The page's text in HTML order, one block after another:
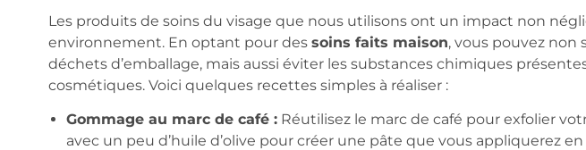
Les produits de soins du visage que nous utilisons ont un impact non
environnement. En optant pour des soins faits maison, vous pouvez non
déchets d’emballage, mais aussi éviter les substances chimiques
cosmétiques. Voici quelques recettes simples à réaliser :
Gommage au marc de café :Réutilisez le marc de café pour exfolier
avec un peu d’huile d’olive pour créer une pâte que vous appliquerez